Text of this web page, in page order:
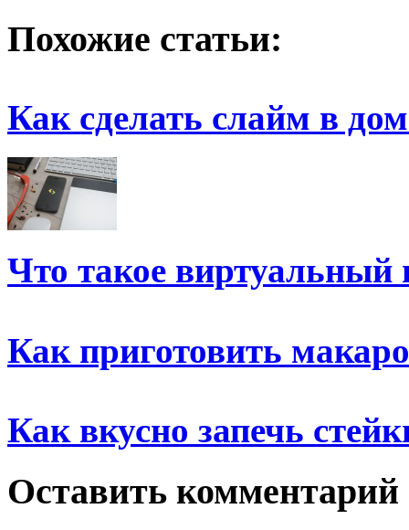
Похожие статьи:
Как сделать слайм в
Что такое виртуальный
Как приготовить
Как вкусно запечь
Оставить комментарий